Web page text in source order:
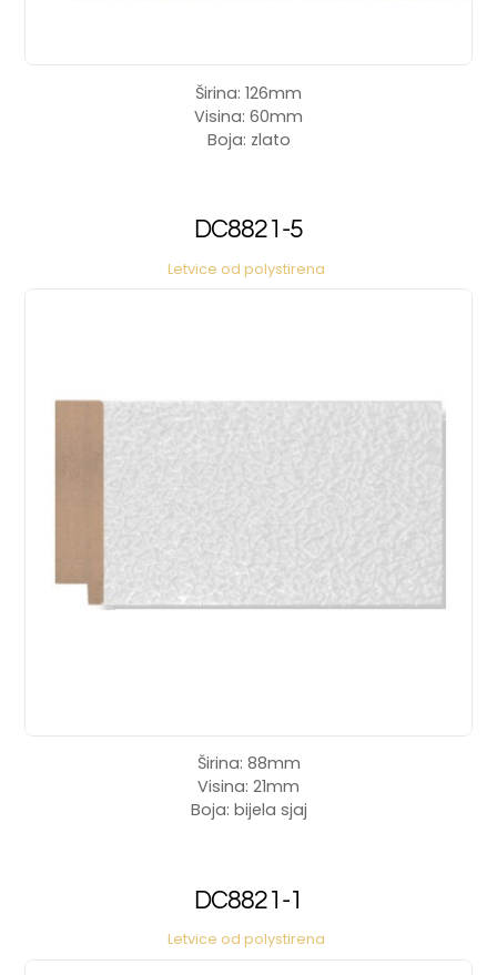
Širina: 126mm
Visina: 60mm
Boja: zlato
DC8821-5
Letvice od polystirena
Širina: 88mm
Visina: 21mm
Boja: bijela sjaj
DC8821-1
Letvice od polystirena